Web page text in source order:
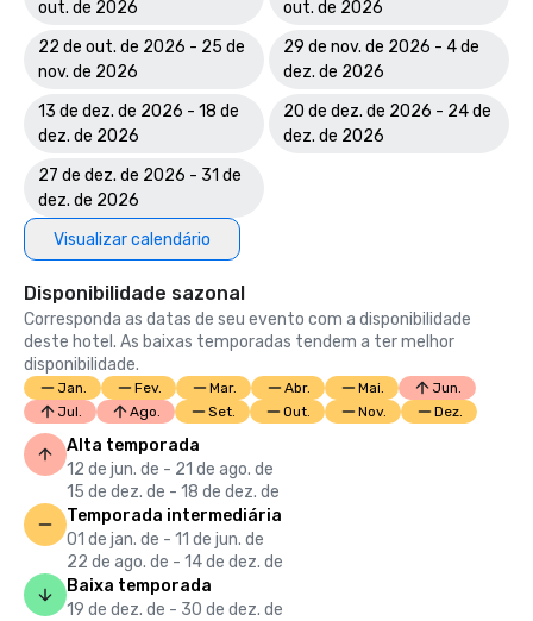
out. de 2026
out. de 2026
22 de out. de 2026 - 25 de
nov. de 2026
29 de nov. de 2026 - 4 de
dez. de 2026
13 de dez. de 2026 - 18 de
dez. de 2026
20 de dez. de 2026 - 24 de
dez. de 2026
27 de dez. de 2026 - 31 de
dez. de 2026
Visualizar calendário
Disponibilidade sazonal
Corresponda as datas de seu evento com a disponibilidade
deste hotel. As baixas temporadas tendem a ter melhor
disponibilidade.
Jan. Fev. Mar. Abr. Mai.
Jun.
Jul.
Ago. Set. Out. Nov. Dez.
Alta temporada
12 de jun. de - 21 de ago. de
15 de dez. de - 18 de dez. de
Temporada intermediária
01 de jan. de - 11 de jun. de
22 de ago. de - 14 de dez. de
Baixa temporada
19 de dez. de - 30 de dez. de